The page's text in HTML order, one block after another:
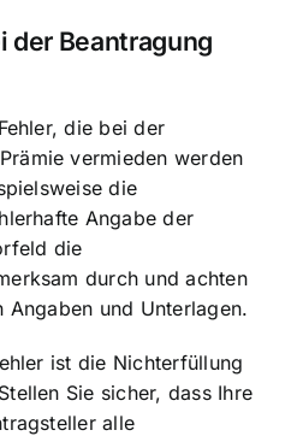
der Beantragung
die bei der
vermieden werden
die
Angabe der
die
durch und achten
und Unterlagen.
ist die Nichterfüllung
Sie sicher, dass Ihre
alle